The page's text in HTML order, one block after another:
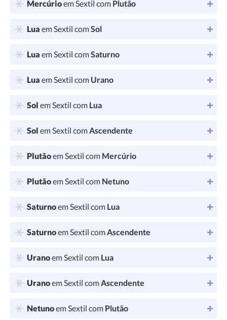
Mercúrioem Sextil com Plutão
Lua em Sextil comSol
Lua em Sextil comSaturno
Lua em Sextil com Urano
Sol em Sextil com Lua
Sol em Sextil comAscendente
Plutãoem Sextil com Mercúrio
Plutãoem Sextil com Netuno
Saturnoem Sextil com Lua
Saturnoem Sextil comAscendente
Uranoem Sextil com Lua
Uranoem Sextil comAscendente
Netunoem Sextil com Plutão